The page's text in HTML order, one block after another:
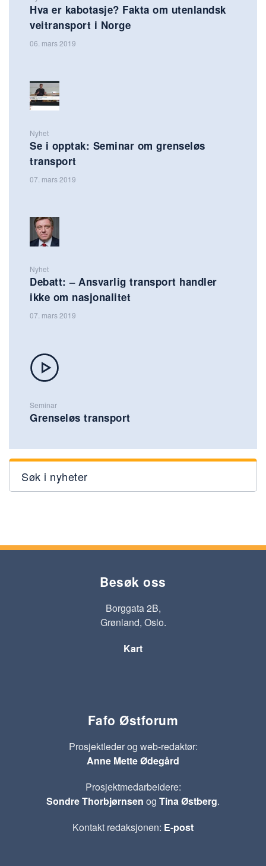
Hva er kabotasje? Fakta om utenlandsk
veitransport i Norge
06. mars 2019
Nyhet
Se i opptak: Seminar om grenseløs
transport
07. mars 2019
Nyhet
Debatt: – Ansvarlig transport handler
ikke om nasjonalitet
07. mars 2019
Seminar
Grenseløs transport
Søk i nyheter
Besøk oss
Borggata 2B,
Grønland, Oslo.
Kart
Fafo Østforum
Prosjektleder og web-redaktør:
Anne Mette Ødegård
Prosjektmedarbeidere:
Sondre Thorbjørnsen og Tina Østberg.
Kontakt redaksjonen: E-post